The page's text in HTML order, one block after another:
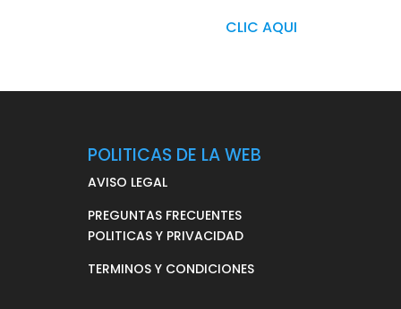
CLIC AQUI
POLITICAS DE LA WEB
AVISO LEGAL
PREGUNTAS FRECUENTES
POLITICAS Y PRIVACIDAD
TERMINOS Y CONDICIONES